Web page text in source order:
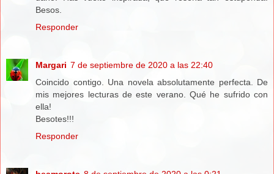
Besos.
Responder
Margari 7 de septiembre de 2020 a las 22:40
Coincido contigo. Una novela absolutamente perfecta. De
mis mejores lecturas de este verano. Qué he sufrido con
ella!
Besotes!!!
Responder